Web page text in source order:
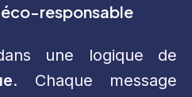
responsable
une logique de
. Chaque message